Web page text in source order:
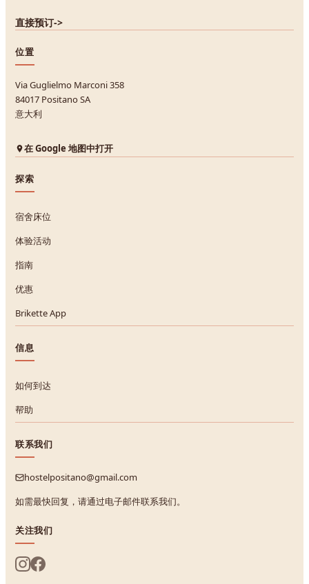
直接预订->
位置
Via Guglielmo Marconi 358
84017 Positano SA
意大利
在 Google 地图中打开
探索
宿舍床位
体验活动
指南
优惠
Brikette App
信息
如何到达
帮助
联系我们
hostelpositano@gmail.com
如需最快回复，请通过电子邮件联系我们。
关注我们